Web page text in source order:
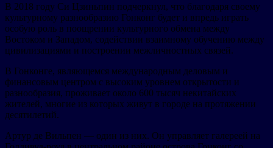
В 2018 году Си Цзиньпин подчеркнул, что благодаря своему
культурному разнообразию Гонконг будет и впредь играть
особую роль в поощрении культурного обмена между
Востоком и Западом, содействии взаимному обучению между
цивилизациями и построении межличностных связей.
В Гонконге, являющемся международным деловым и
финансовым центром с высоким уровнем открытости и
разнообразия, проживает около 600 тысяч некитайских
жителей, многие из которых живут в городе на протяжении
десятилетий.
Артур де Вильпен — один из них. Он управляет галереей на